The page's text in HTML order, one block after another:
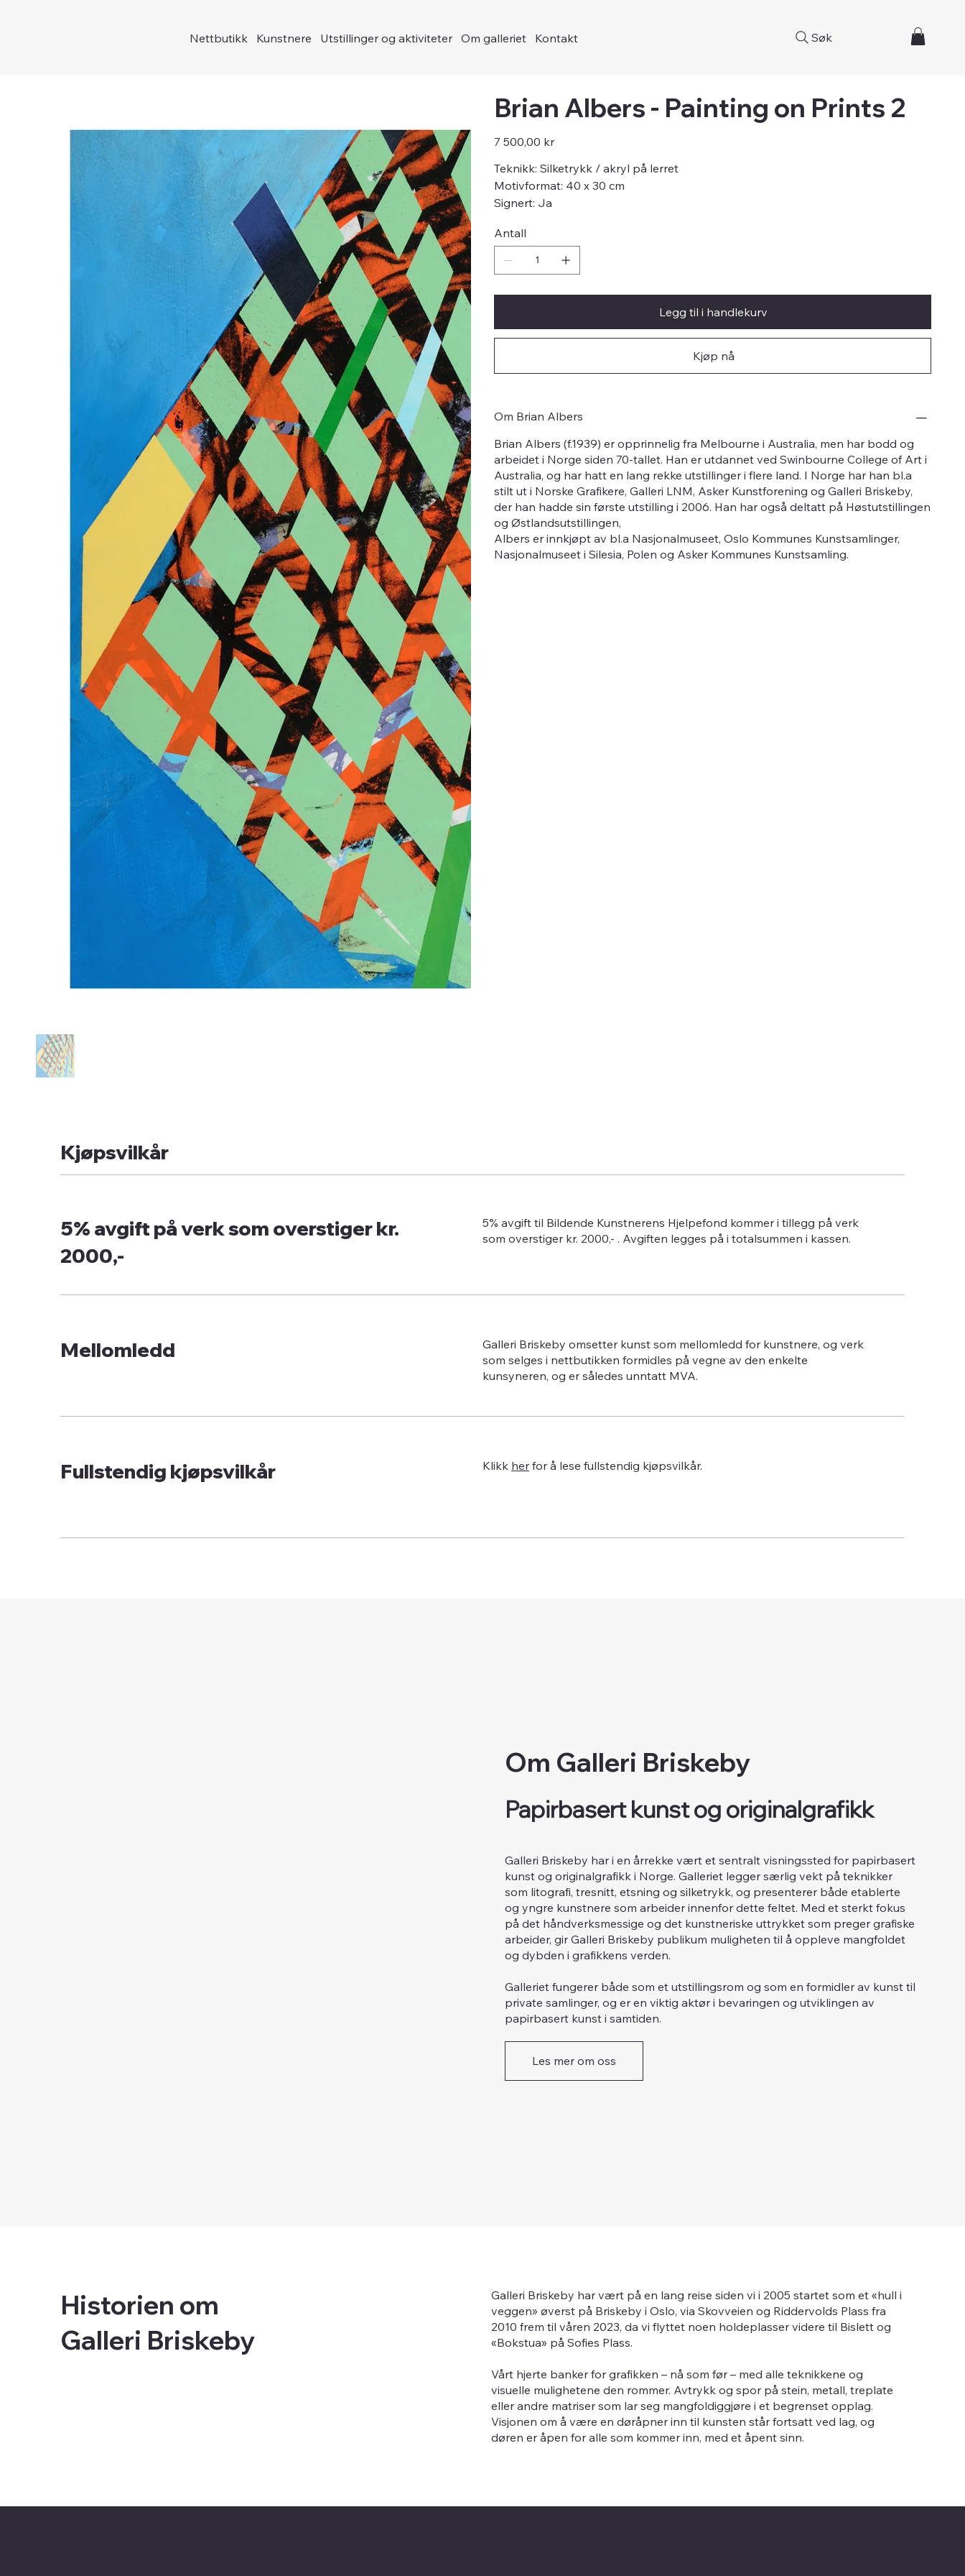
Nettbutikk Kunstnere Utstillinger og aktiviteter Om galleriet Kontakt Søk
Brian Albers - Painting on Prints 2
Pris
7 500,00 kr
Teknikk: Silketrykk / akryl på lerret
Motivformat: 40 x 30 cm
Signert: Ja
Antall
Legg til i handlekurv
Kjøp nå
Om Brian Albers
Brian Albers (f.1939) er opprinnelig fra Melbourne i Australia, men har bodd og
arbeidet i Norge siden 70-tallet. Han er utdannet ved Swinbourne College of Art i
Australia, og har hatt en lang rekke utstillinger i flere land. I Norge har han bl.a
stilt ut i Norske Grafikere, Galleri LNM, Asker Kunstforening og Galleri Briskeby,
der han hadde sin første utstilling i 2006. Han har også deltatt på Høstutstillingen
og Østlandsutstillingen,
Albers er innkjøpt av bl.a Nasjonalmuseet, Oslo Kommunes Kunstsamlinger,
Nasjonalmuseet i Silesia, Polen og Asker Kommunes Kunstsamling.
Kjøpsvilkår
5% avgift på verk som overstiger kr.
2000,-
5% avgift til Bildende Kunstnerens Hjelpefond kommer i tillegg på verk
som overstiger kr. 2000,- . Avgiften legges på i totalsummen i kassen.
Mellomledd
Galleri Briskeby omsetter kunst som mellomledd for kunstnere, og verk
som selges i nettbutikken formidles på vegne av den enkelte
kunsyneren, og er således unntatt MVA.
Fullstendig kjøpsvilkår Klikk her for å lese fullstendig kjøpsvilkår.
Om Galleri Briskeby
Papirbasert kunst og originalgrafikk
Galleri Briskeby har i en årrekke vært et sentralt visningssted for papirbasert
kunst og originalgrafikk i Norge. Galleriet legger særlig vekt på teknikker
som litografi, tresnitt, etsning og silketrykk, og presenterer både etablerte
og yngre kunstnere som arbeider innenfor dette feltet. Med et sterkt fokus
på det håndverksmessige og det kunstneriske uttrykket som preger grafiske
arbeider, gir Galleri Briskeby publikum muligheten til å oppleve mangfoldet
og dybden i grafikkens verden.
Galleriet fungerer både som et utstillingsrom og som en formidler av kunst til
private samlinger, og er en viktig aktør i bevaringen og utviklingen av
papirbasert kunst i samtiden.
Les mer om oss
Historien om
Galleri Briskeby
Galleri Briskeby har vært på en lang reise siden vi i 2005 startet som et «hull i
veggen» øverst på Briskeby i Oslo, via Skovveien og Riddervolds Plass fra
2010 frem til våren 2023, da vi flyttet noen holdeplasser videre til Bislett og
«Bokstua» på Sofies Plass.
Vårt hjerte banker for grafikken – nå som før – med alle teknikkene og
visuelle mulighetene den rommer. Avtrykk og spor på stein, metall, treplate
eller andre matriser som lar seg mangfoldiggjøre i et begrenset opplag.
Visjonen om å være en døråpner inn til kunsten står fortsatt ved lag, og
døren er åpen for alle som kommer inn, med et åpent sinn.